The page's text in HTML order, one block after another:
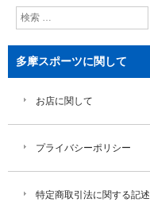
検
索
多摩スポーツに関して
お店に関して
プライバシーポリシー
特定商取引法に関する記述